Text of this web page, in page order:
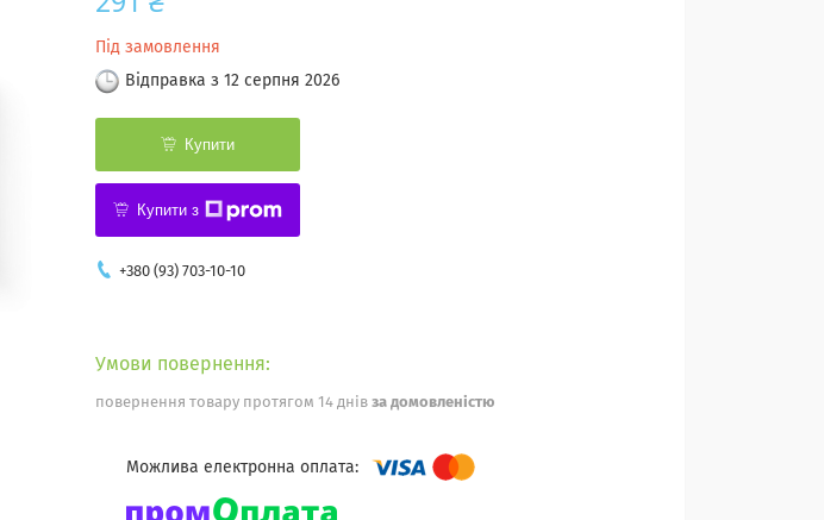
Під замовлення
Відправка з 12 серпня 2026
Купити
Купити з
+380 (93) 703-10-10
повернення товару протягом 14 днів за домовленістю